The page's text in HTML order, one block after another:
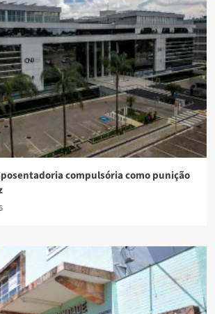
compulsória como punição